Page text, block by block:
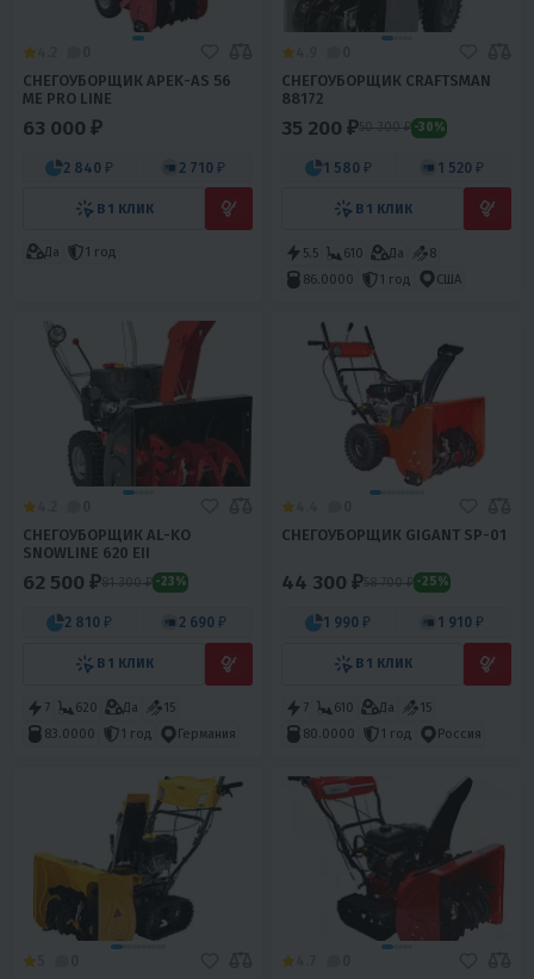
СНЕГОУБОРЩИК APEK-AS 56
ME PRO LINE
63 000 ₽
2 840 ₽ 2 710 ₽
В 1 КЛИК
Да 1 год
СНЕГОУБОРЩИК CRAFTSMAN
88172
35 200 ₽50 300 ₽ -30%
1 580 ₽ 1 520 ₽
В 1 КЛИК
5.5 610 Да
8
86.0000
1 год США
СНЕГОУБОРЩИК AL-KO
SNOWLINE 620 EII
62 500 ₽81 300 ₽ -23%
2 810 ₽ 2 690 ₽
В 1 КЛИК
7 620 Да
15
83.0000
1 год Германия
СНЕГОУБОРЩИК GIGANT SP-01
44 300 ₽58 700 ₽ -25%
1 990 ₽ 1 910 ₽
В 1 КЛИК
7 610 Да
15
80.0000
1 год Россия